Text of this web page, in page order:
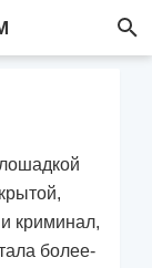
криминал,
более-